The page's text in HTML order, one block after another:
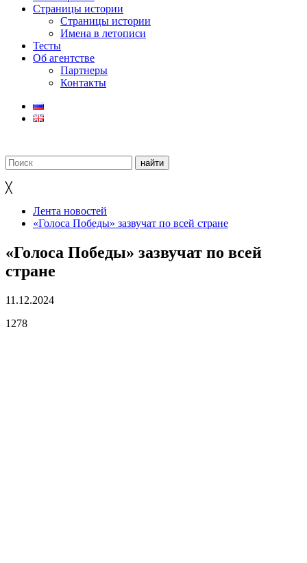
Страницы истории
Страницы истории
Имена в летописи
Тесты
Об агентстве
Партнеры
Контакты
╳
Лента новостей
«Голоса Победы» зазвучат по всей стране
«Голоса Победы» зазвучат по всей
стране
11.12.2024
1278